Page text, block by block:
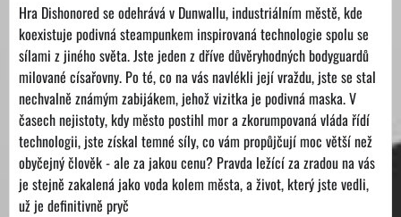
Hra Dishonored se odehrává v Dunwallu, industriálním městě, kde
koexistuje podivná steampunkem inspirovaná technologie spolu se
sílami z jiného světa. Jste jeden z dříve důvěryhodných bodyguardů
milované císařovny. Po té, co na vás navlékli její vraždu, jste se stal
nechvalně známým zabijákem, jehož vizitka je podivná maska. V
časech nejistoty, kdy město postihl mor a zkorumpovaná vláda řídí
technologii, jste získal temné síly, co vám propůjčují moc větší než
obyčejný člověk - ale za jakou cenu? Pravda ležící za zradou na vás
je stejně zakalená jako voda kolem města, a život, který jste vedli,
už je definitivně pryč